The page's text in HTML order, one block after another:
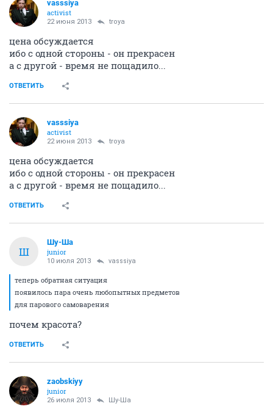
vasssiya
activist
22 июня 2013 troya
цена обсуждается
ибо с одной стороны - он прекрасен
а с другой - время не пощадило...
ОТВЕТИТЬ
vasssiya
activist
22 июня 2013 troya
цена обсуждается
ибо с одной стороны - он прекрасен
а с другой - время не пощадило...
ОТВЕТИТЬ
Ш
Шу-Ша
junior
10 июля 2013 vasssiya
теперь обратная ситуация
появилось пара очень любопытных предметов
для парового самоварения
почем красота?
ОТВЕТИТЬ
zaobskiyy
junior
26 июля 2013 Шу-Ша